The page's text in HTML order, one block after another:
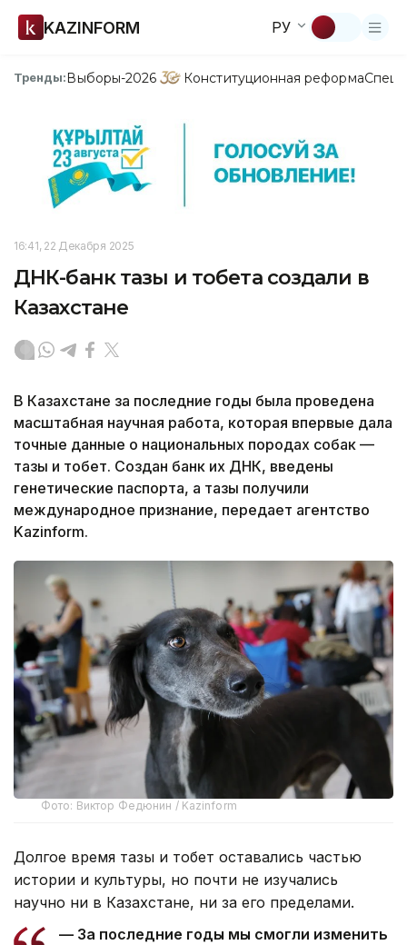
KAZINFORM РУ
Тренды:Выборы-2026 Конституционная реформа
16:41, 22 Декабря 2025
ДНК-банк тазы и тобета создали в
Казахстане
В Казахстане за последние годы была проведена
масштабная научная работа, которая впервые дала
точные данные о национальных породах собак —
тазы и тобет. Создан банк их ДНК, введены
генетические паспорта, а тазы получили
международное признание, передает агентство
Kazinform.
Фото: Виктор Федюнин / Kazinform
Долгое время тазы и тобет оставались частью
истории и культуры, но почти не изучались
научно ни в Казахстане, ни за его пределами.
— За последние годы мы смогли изменить